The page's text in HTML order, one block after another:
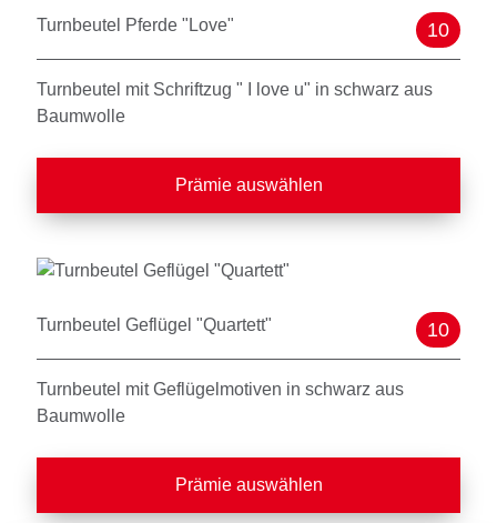
Turnbeutel Pferde "Love" 10
Turnbeutel mit Schriftzug " I love u" in schwarz aus
Baumwolle
Prämie auswählen
Turnbeutel Geflügel "Quartett" 10
Turnbeutel mit Geflügelmotiven in schwarz aus
Baumwolle
Prämie auswählen